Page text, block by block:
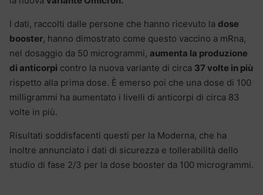
I dati, raccolti dalle persone che hanno ricevuto la dose
booster, hanno dimostrato come questo vaccino a mRna,
nel dosaggio da 50 microgrammi, aumenta la produzione
di anticorpi contro la nuova variante di circa 37 volte in più
rispetto alla prima dose. È emerso poi che una dose di 100
milligrammi ha aumentato i livelli di anticorpi di circa 83
volte in più.
Risultati soddisfacenti questi per la Moderna, che ha
inoltre annunciato i dati di sicurezza e tollerabilità dello
studio di fase 2/3 per la dose booster da 100 microgrammi.